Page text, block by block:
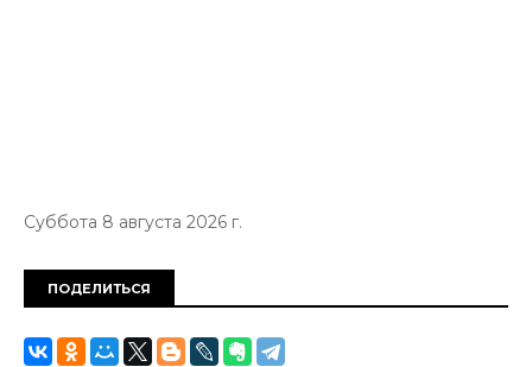
Суббота 8 августа 2026 г.
ПОДЕЛИТЬСЯ